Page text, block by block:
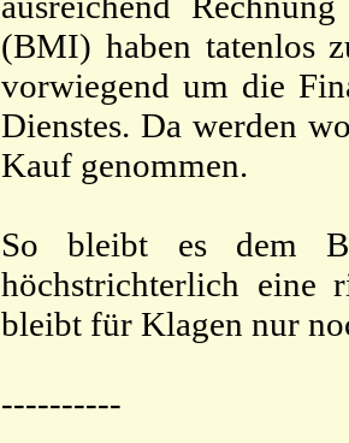
(BMI) haben tatenlos
vorwiegend um die
Dienstes. Da werden
Kauf genommen.
So bleibt es dem
höchstrichterlich eine
bleibt für Klagen nur
----------